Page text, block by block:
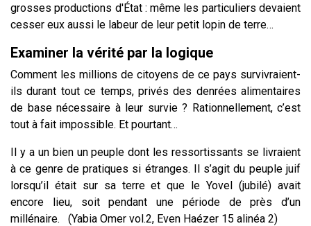
grosses productions d'État : même les particuliers devaient
cesser eux aussi le labeur de leur petit lopin de terre…
Examiner la vérité par la logique
Comment les millions de citoyens de ce pays survivraient-
ils durant tout ce temps, privés des denrées alimentaires
de base nécessaire à leur survie ? Rationnellement, c’est
tout à fait impossible. Et pourtant…
Il y a un bien un peuple dont les ressortissants se livraient
à ce genre de pratiques si étranges. Il s’agit du peuple juif
lorsqu’il était sur sa terre et que le Yovel (jubilé) avait
encore lieu, soit pendant une période de près d’un
millénaire. (Yabia Omer vol.2, Even Haézer 15 alinéa 2)